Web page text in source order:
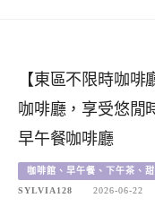
【東區不限時咖啡
咖啡廳，享受悠閒
早午餐咖啡廳
咖啡館、早午餐、下午茶、
SYLVIA128
2026-06-22